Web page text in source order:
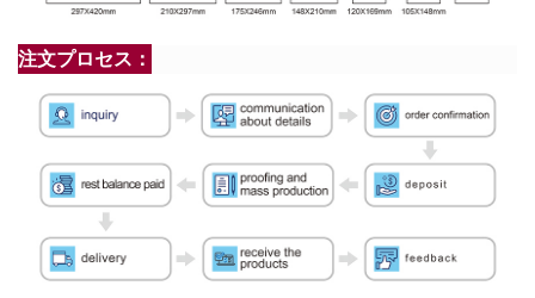
注文プロセス：